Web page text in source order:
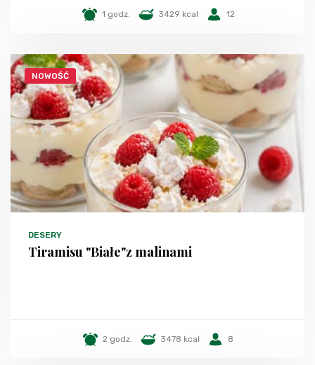
1 godz. 3429 kcal 12
NOWOŚĆ
DESERY
Tiramisu "Białe"z malinami
2 godz. 3478 kcal 8